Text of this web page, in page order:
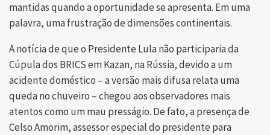
mantidas quando a oportunidade se apresenta. Em uma
palavra, uma frustração de dimensões continentais.
A notícia de que o Presidente Lula não participaria da
Cúpula dos BRICS em Kazan, na Rússia, devido a um
acidente doméstico – a versão mais difusa relata uma
queda no chuveiro – chegou aos observadores mais
atentos como um mau presságio. De fato, a presença de
Celso Amorim, assessor especial do presidente para